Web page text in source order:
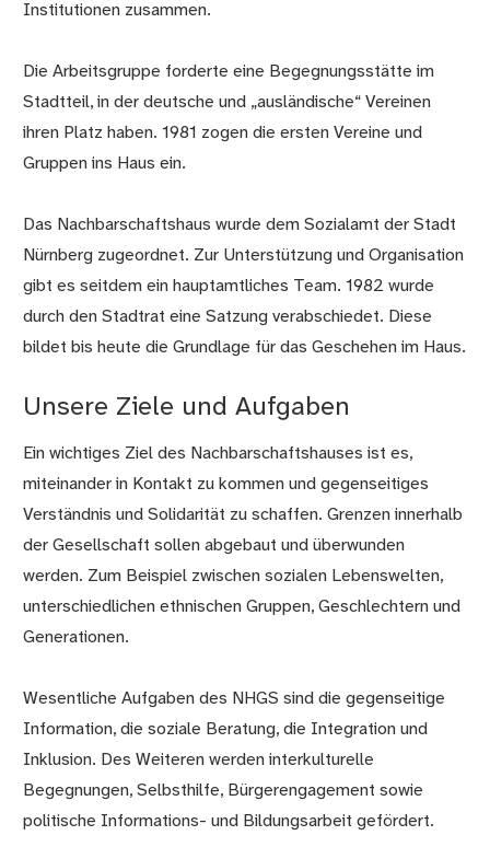
Institutionen zusammen.
Die Arbeitsgruppe forderte eine Begegnungsstätte im
Stadtteil, in der deutsche und „ausländische“ Vereinen
ihren Platz haben. 1981 zogen die ersten Vereine und
Gruppen ins Haus ein.
Das Nachbarschaftshaus wurde dem Sozialamt der Stadt
Nürnberg zugeordnet. Zur Unterstützung und Organisation
gibt es seitdem ein hauptamtliches Team. 1982 wurde
durch den Stadtrat eine Satzung verabschiedet. Diese
bildet bis heute die Grundlage für das Geschehen im Haus.
Unsere Ziele und Aufgaben
Ein wichtiges Ziel des Nachbarschaftshauses ist es,
miteinander in Kontakt zu kommen und gegenseitiges
Verständnis und Solidarität zu schaffen. Grenzen innerhalb
der Gesellschaft sollen abgebaut und überwunden
werden. Zum Beispiel zwischen sozialen Lebenswelten,
unterschiedlichen ethnischen Gruppen, Geschlechtern und
Generationen.
Wesentliche Aufgaben des NHGS sind die gegenseitige
Information, die soziale Beratung, die Integration und
Inklusion. Des Weiteren werden interkulturelle
Begegnungen, Selbsthilfe, Bürgerengagement sowie
politische Informations- und Bildungsarbeit gefördert.